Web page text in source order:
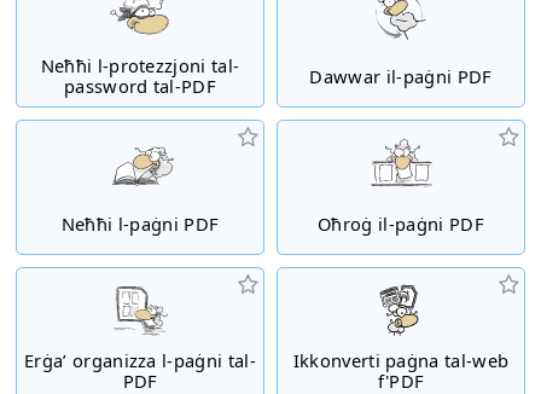
Neħħi l-protezzjoni tal-
password tal-PDF
Dawwar il-paġni PDF
Neħħi l-paġni PDF Oħroġ il-paġni PDF
Erġa’ organizza l-paġni tal-
PDF
Ikkonverti paġna tal-web
f'PDF